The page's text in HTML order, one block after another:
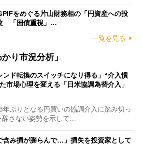
をめぐる片山財務相の「円資産への投
「国債重視」…
一覧を見る
り市況分析」
ンド転換のスイッチになり得る」“介入慣
市場心理を変える「日米協調為替介入」
ぶりとなる円買いの協調介入に踏み切っ
辞さない姿勢を示して…
含み損が膨らんで…」損失を投資家として